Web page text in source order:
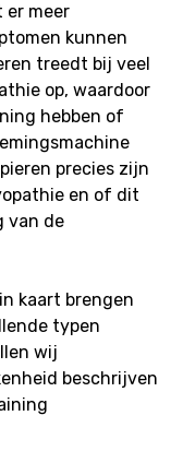
er meer
kunnen
treedt bij veel
op, waardoor
hebben of
precies zijn
en of dit
van de
kaart brengen
typen
wij
beschrijven